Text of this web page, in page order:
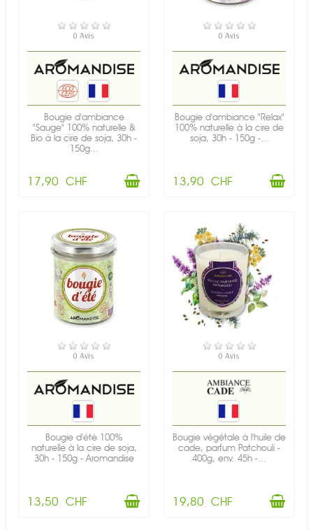
EN STOCK
0 Avis
Bougie d'ambiance
"Sauge" 100% naturelle &
Bio à la cire de soja, 30h -
150g...
17,90 CHF
EN STOCK
0 Avis
Bougie d'ambiance "Relax"
100% naturelle à la cire de
soja, 30h - 150g -...
13,90 CHF
EN STOCK
0 Avis
Bougie d'été 100%
naturelle à la cire de soja,
30h - 150g - Aromandise
13,50 CHF
EN STOCK
0 Avis
Bougie végétale à l'huile de
cade, parfum Patchouli -
400g, env. 45h -...
19,80 CHF